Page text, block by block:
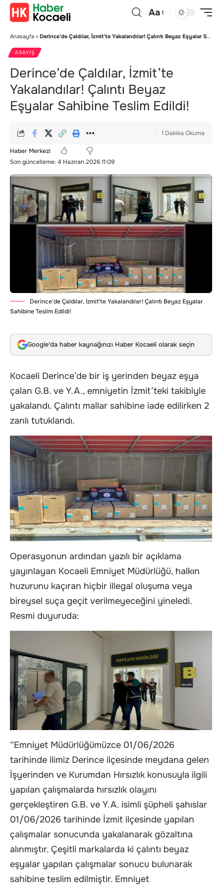
Aa
Anasayfa » Derince’de Çaldılar, İzmit’te Yakalandılar! Çalıntı Beyaz Eşyalar Sahibine Teslim Edildi!
ASAYIŞ
Derince’de Çaldılar, İzmit’te
Yakalandılar! Çalıntı Beyaz
Eşyalar Sahibine Teslim Edildi!
Son güncelleme: 4 Haziran 2026 11:09
Haber Merkezi
1 Dakika Okuma
Derince'de Çaldılar, İzmit'te Yakalandılar! Çalıntı Beyaz Eşyalar
Sahibine Teslim Edildi!
Google'da haber kaynağınızı Haber Kocaeli olarak seçin
Kocaeli Derince’de bir iş yerinden beyaz eşya
çalan G.B. ve Y.A., emniyetin İzmit’teki takibiyle
yakalandı. Çalıntı mallar sahibine iade edilirken 2
zanlı tutuklandı.
Operasyonun ardından yazılı bir açıklama
yayınlayan Kocaeli Emniyet Müdürlüğü, halkın
huzurunu kaçıran hiçbir illegal oluşuma veya
bireysel suça geçit verilmeyeceğini yineledi.
Resmi duyuruda:
“Emniyet Müdürlüğümüzce 01/06/2026
tarihinde ilimiz Derince ilçesinde meydana gelen
İşyerinden ve Kurumdan Hırsızlık konusuyla ilgili
yapılan çalışmalarda hırsızlık olayını
gerçekleştiren G.B. ve Y.A. isimli şüpheli şahıslar
01/06/2026 tarihinde İzmit ilçesinde yapılan
çalışmalar sonucunda yakalanarak gözaltına
alınmıştır. Çeşitli markalarda ki çalıntı beyaz
eşyalar yapılan çalışmalar sonucu bulunarak
sahibine teslim edilmiştir. Emniyet